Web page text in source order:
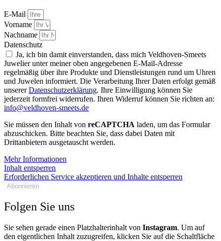
E-Mail
Vorname
Nachname
Datenschutz
Ja, ich bin damit einverstanden, dass mich Veldhoven-Smeets
Juwelier unter meiner oben angegebenen E-Mail-Adresse
regelmäßig über ihre Produkte und Dienstleistungen rund um Uhren
und Juwelen informiert. Die Verarbeitung Ihrer Daten erfolgt gemäß
unsererDatenschutzerklärung. Ihre Einwilligung können Sie
jederzeit formfrei widerrufen. Ihren Widerruf können Sie richten an:
info@veldhoven-smeets.de
Sie müssen den Inhalt von reCAPTCHA laden, um das Formular
abzuschicken. Bitte beachten Sie, dass dabei Daten mit
Drittanbietern ausgetauscht werden.
Mehr Informationen
Inhalt entsperren
Erforderlichen Service akzeptieren und Inhalte entsperren
Abonnieren
Folgen Sie uns
Sie sehen gerade einen Platzhalterinhalt von Instagram. Um auf
den eigentlichen Inhalt zuzugreifen, klicken Sie auf die Schaltfläche